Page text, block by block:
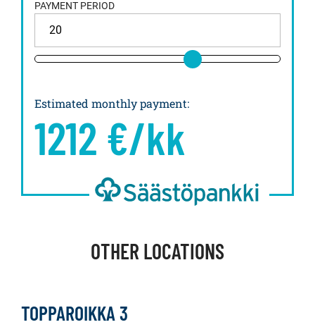
PAYMENT PERIOD
Estimated monthly payment:
1212 €/kk
OTHER LOCATIONS
TOPPAROIKKA 3